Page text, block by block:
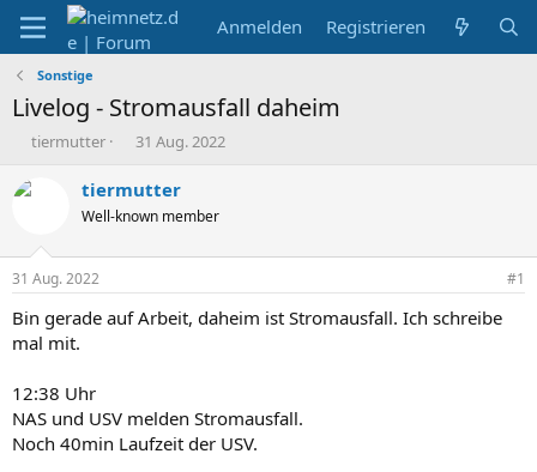
Anmelden Registrieren
Sonstige
Livelog - Stromausfall daheim
E
s
e
r
tiermutter
E
s
e
t
a
31 Aug. 2022
tiermutter
Well-known member
31 Aug. 2022 #1
Bin gerade auf Arbeit, daheim ist Stromausfall. Ich schreibe
mal mit.
12:38 Uhr
NAS und USV melden Stromausfall.
Noch 40min Laufzeit der USV.